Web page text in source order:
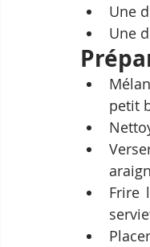
Une
Une
petit
Frire